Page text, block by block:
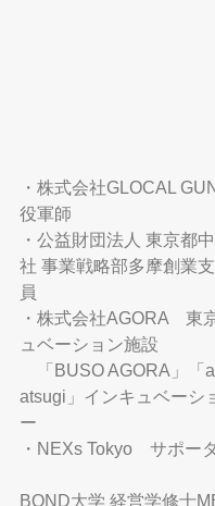
・株式会社GLOCAL
役軍師
・公益財団法人 東京都
社 事業戦略部多摩創業
員
・株式会社AGORA　東
ュベーション施設
「BUSO AGORA」「
atsugi」インキュベーシ
ー
・NEXs Tokyo　サポー
BOND大学 経営学修士